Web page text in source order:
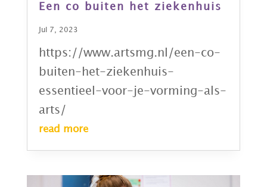
Een co buiten het ziekenhuis
Jul 7, 2023
https://www.artsmg.nl/een-co-
buiten-het-ziekenhuis-
essentieel-voor-je-vorming-als-
arts/
read more